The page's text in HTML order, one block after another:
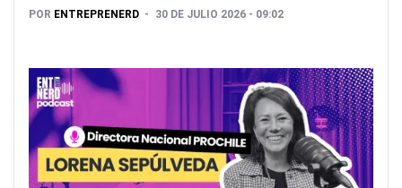
POR ENTREPRENERD 30 DE JULIO 2026 - 09:02